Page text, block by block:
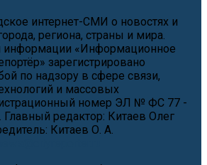
интернет-СМИ о новостях и
региона, страны и мира.
информации «Информационное
зарегистрировано
по надзору в сфере связи,
и массовых
номер ЭЛ № ФС 77 -
Главный редактор: Китаев Олег
Китаев О. А.